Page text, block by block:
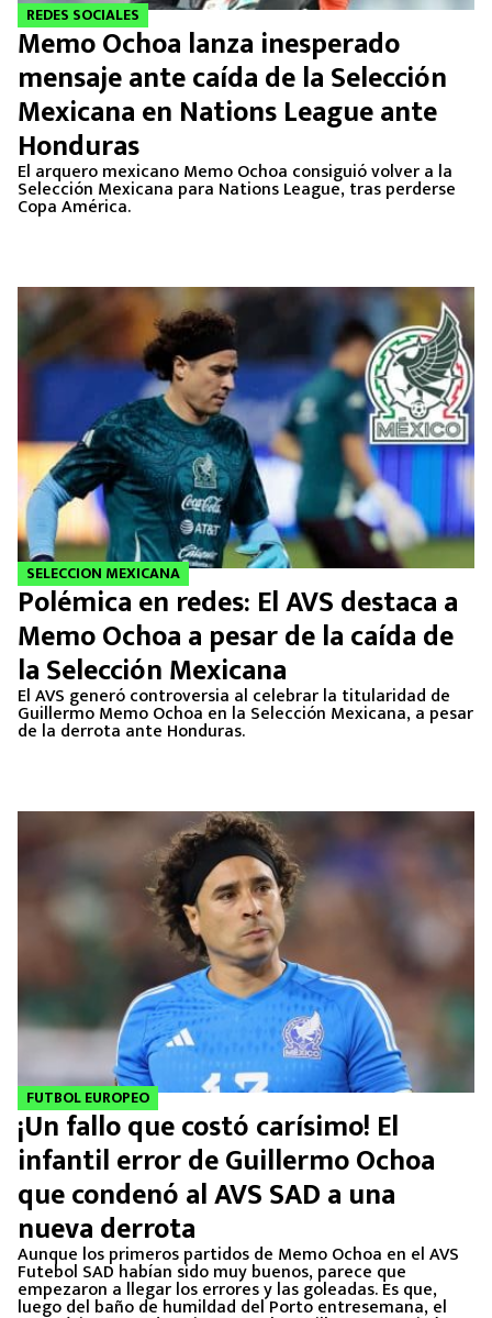
REDES SOCIALES
Memo Ochoa lanza inesperado
mensaje ante caída de la Selección
Mexicana en Nations League ante
Honduras
El arquero mexicano Memo Ochoa consiguió volver a la
Selección Mexicana para Nations League, tras perderse
Copa América.
SELECCION MEXICANA
Polémica en redes: El AVS destaca a
Memo Ochoa a pesar de la caída de
la Selección Mexicana
El AVS generó controversia al celebrar la titularidad de
Guillermo Memo Ochoa en la Selección Mexicana, a pesar
de la derrota ante Honduras.
FUTBOL EUROPEO
¡Un fallo que costó carísimo! El
infantil error de Guillermo Ochoa
que condenó al AVS SAD a una
nueva derrota
Aunque los primeros partidos de Memo Ochoa en el AVS
Futebol SAD habían sido muy buenos, parece que
empezaron a llegar los errores y las goleadas. Es que,
luego del baño de humildad del Porto entresemana, el